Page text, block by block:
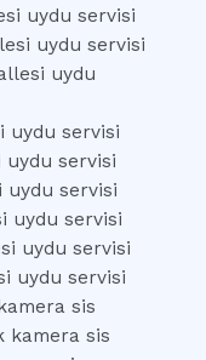
uydu servisi
uydu servisi
uydu
uydu servisi
servisi
uydu servisi
uydu servisi
uydu servisi
uydu servisi
sis
kamera sis